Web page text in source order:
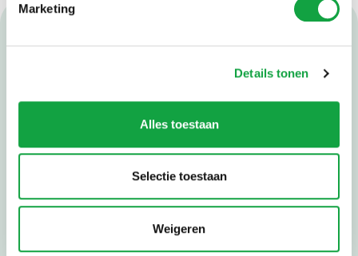
Marketing
Details tonen
Alles toestaan
Selectie toestaan
Weigeren
Kosten